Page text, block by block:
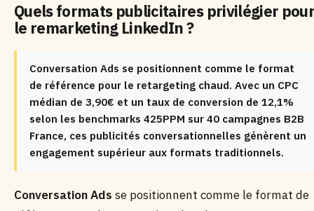
Quels formats publicitaires privilégier pour
le remarketing LinkedIn ?
Conversation Ads se positionnent comme le format
de référence pour le retargeting chaud. Avec un CPC
médian de 3,90€ et un taux de conversion de 12,1%
selon les benchmarks 425PPM sur 40 campagnes B2B
France, ces publicités conversationnelles génèrent un
engagement supérieur aux formats traditionnels.
Conversation Ads se positionnent comme le format de